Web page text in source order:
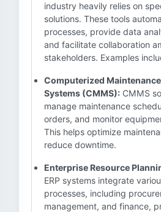
industry heavily relies on
solutions. These tools
processes, provide data
and facilitate collaboration
stakeholders. Examples
Computerized
Systems (CMMS): CMMS
manage maintenance
orders, and monitor
This helps optimize
reduce downtime.
Enterprise Resource
ERP systems integrate
processes, including
management, and finance,